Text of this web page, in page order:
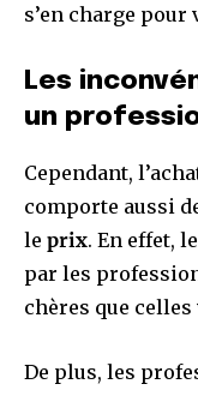
s’en charge pour
Les
un
Cependant,
comporte aussi
le prix. En effet,
par les
chères que
De plus, les